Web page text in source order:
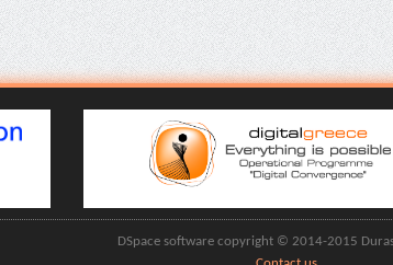
DSpace software copyright © 2014-2015